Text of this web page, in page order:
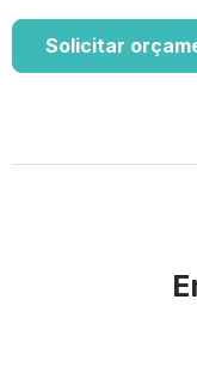
Solicitar